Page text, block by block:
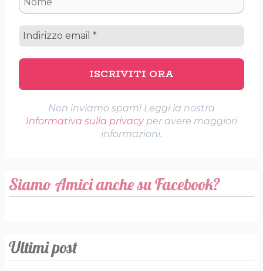
Non inviamo spam! Leggi la nostra
Informativa sulla privacyper avere maggiori
informazioni.
Siamo Amici anche su Facebook?
Ultimi post